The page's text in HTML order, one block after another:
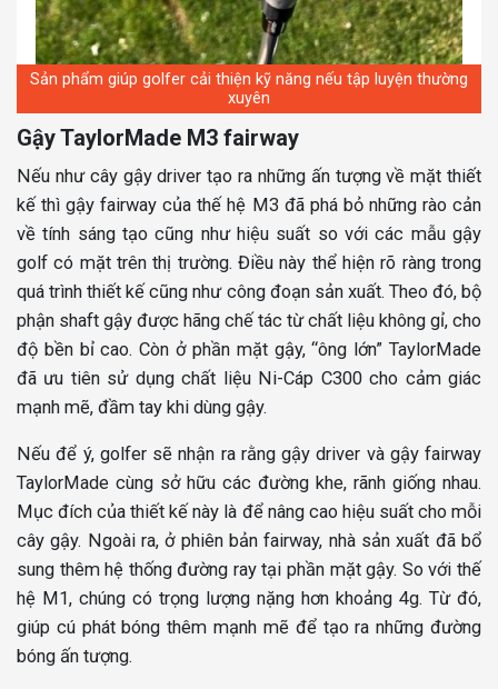
Sản phẩm giúp golfer cải thiện kỹ năng nếu tập luyện thường
xuyên
Gậy TaylorMade M3 fairway
Nếu như cây gậy driver tạo ra những ấn tượng về mặt thiết
kế thì gậy fairway của thế hệ M3 đã phá bỏ những rào cản
về tính sáng tạo cũng như hiệu suất so với các mẫu gậy
golf có mặt trên thị trường. Điều này thể hiện rõ ràng trong
quá trình thiết kế cũng như công đoạn sản xuất. Theo đó, bộ
phận shaft gậy được hãng chế tác từ chất liệu không gỉ, cho
độ bền bỉ cao. Còn ở phần mặt gậy, “ông lớn” TaylorMade
đã ưu tiên sử dụng chất liệu Ni-Cáp C300 cho cảm giác
mạnh mẽ, đầm tay khi dùng gậy.
Nếu để ý, golfer sẽ nhận ra rằng gậy driver và gậy fairway
TaylorMade cùng sở hữu các đường khe, rãnh giống nhau.
Mục đích của thiết kế này là để nâng cao hiệu suất cho mỗi
cây gậy. Ngoài ra, ở phiên bản fairway, nhà sản xuất đã bổ
sung thêm hệ thống đường ray tại phần mặt gậy. So với thế
hệ M1, chúng có trọng lượng nặng hơn khoảng 4g. Từ đó,
giúp cú phát bóng thêm mạnh mẽ để tạo ra những đường
bóng ấn tượng.